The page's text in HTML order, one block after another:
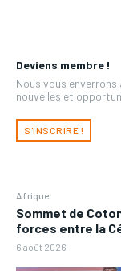
Deviens membre !
Nous vous enverrons
nouvelles et
S'INSCRIRE !
Afrique
Sommet de
forces entre la
6 août 2026